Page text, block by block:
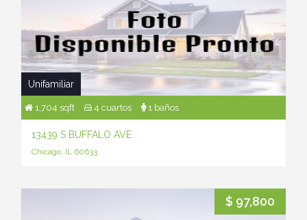
Unifamiliar
1,704 sqft 4 cuartos 1 baños
13439 S BUFFALO AVE
Chicago, IL 60633
$ 97,800